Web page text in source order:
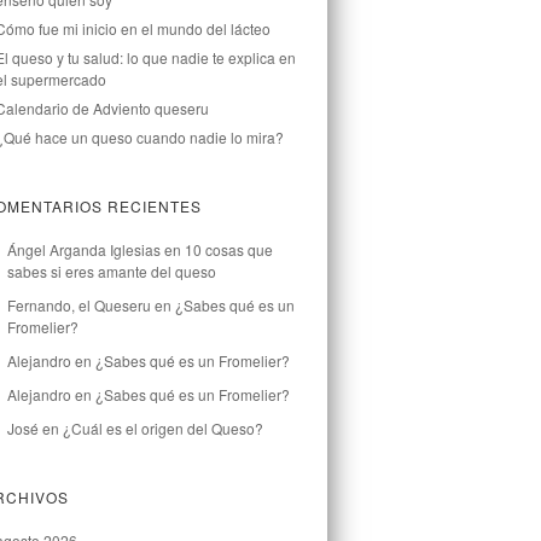
fue mi inicio en el mundo del lácteo
queso y tu salud: lo que nadie te explica en
supermercado
de Adviento queseru
hace un queso cuando nadie lo mira?
RECIENTES
Ángel Arganda Iglesiasen 10 cosas que
sabes si eres amante del queso
Fernando, el Queseru en ¿Sabes qué es un
Fromelier?
Alejandro en ¿Sabes qué es un Fromelier?
Alejandro en ¿Sabes qué es un Fromelier?
José en ¿Cuál es el origen del Queso?